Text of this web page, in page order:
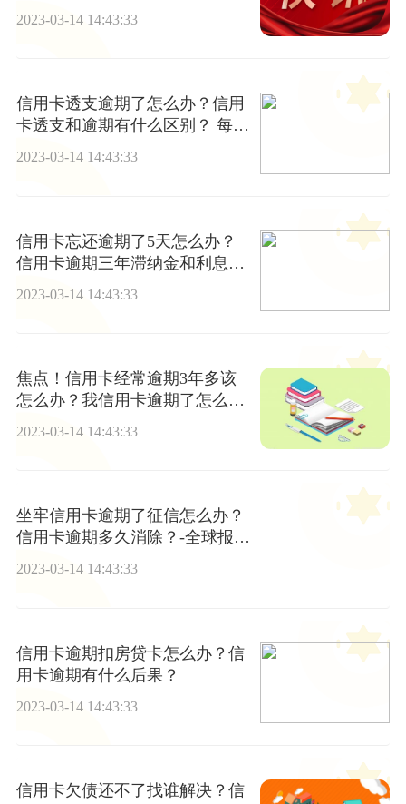
2023-03-14 14:43:33
信用卡透支逾期了怎么办？信用
卡透支和逾期有什么区别？ 每日
聚焦
2023-03-14 14:43:33
信用卡忘还逾期了5天怎么办？
信用卡逾期三年滞纳金和利息能
2023-03-14 14:43:33
焦点！信用卡经常逾期3年多该
怎么办？我信用卡逾期了怎么
2023-03-14 14:43:33
坐牢信用卡逾期了征信怎么办？
信用卡逾期多久消除？-全球报资
讯
2023-03-14 14:43:33
信用卡逾期扣房贷卡怎么办？信
用卡逾期有什么后果？
2023-03-14 14:43:33
信用卡欠债还不了找谁解决？信